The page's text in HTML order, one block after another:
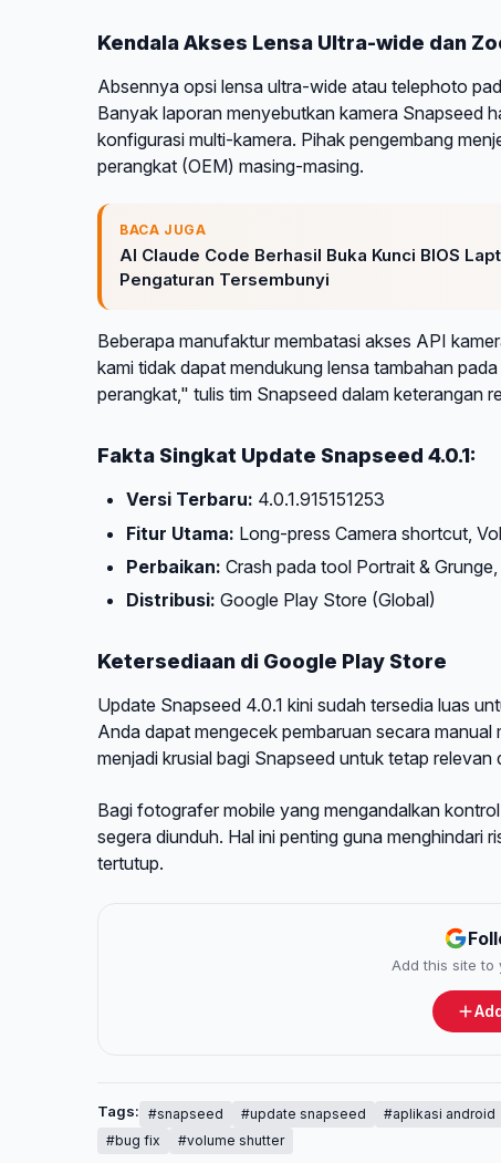
Kendala Akses Lensa Ultra-wide dan
Absennya opsi lensa ultra-wide atau telephoto
Banyak laporan menyebutkan kamera Snapseed
konfigurasi multi-kamera. Pihak pengembang
perangkat (OEM) masing-masing.
BACA JUGA
AI Claude Code Berhasil Buka Kunci BIOS
Pengaturan Tersembunyi
Beberapa manufaktur membatasi akses API
kami tidak dapat mendukung lensa tambahan
perangkat," tulis tim Snapseed dalam keterangan
Fakta Singkat Update Snapseed 4.0.1:
Versi Terbaru: 4.0.1.915151253
Fitur Utama: Long-press Camera shortcut,
Perbaikan: Crash pada tool Portrait &
Distribusi: Google Play Store (Global)
Ketersediaan di Google Play Store
Update Snapseed 4.0.1 kini sudah tersedia luas
Anda dapat mengecek pembaruan secara
menjadi krusial bagi Snapseed untuk tetap
Bagi fotografer mobile yang mengandalkan
segera diunduh. Hal ini penting guna menghindari
tertutup.
Add this site
Tags: #snapseed #update snapseed #aplikasi android
#bug fix
#volume shutter